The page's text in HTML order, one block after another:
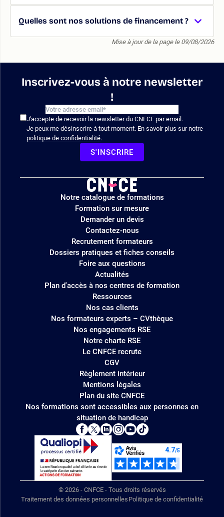
Quelles sont nos solutions de financement ?
Mise à jour de la page le 09/08/2026
Inscrivez-vous à notre newsletter
!
J'accepte de recevoir la newsletter du CNFCE par email.
Je peux me désinscrire à tout moment. En savoir plus sur notre
politique de confidentialité.
S'INSCRIRE
Logo
site
Notre catalogue de formations
Formation sur mesure
Demander un devis
Contactez-nous
Recrutement formateurs
Dossiers pratiques et fiches conseils
Foire aux questions
Actualités
Plan d'accès à nos centres de formation
Ressources
Nos cas clients
Nos formateurs experts – CVthèque
Nos engagements RSE
Notre charte RSE
Le CNFCE recrute
CGV
Règlement intérieur
Mentions légales
Plan du site CNFCE
Nos formations sont accessibles aux personnes en
situation de handicap
© 2026 - CNFCE - Tous droits réservés
Traitement des données personnelles Politique de confidentialité